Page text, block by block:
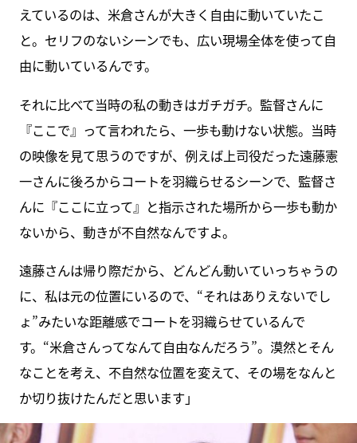
えているのは、米倉さんが大きく自由に動いていたこ
と。セリフのないシーンでも、広い現場全体を使って自
由に動いているんです。
それに比べて当時の私の動きはガチガチ。監督さんに
『ここで』って言われたら、一歩も動けない状態。当時
の映像を見て思うのですが、例えば上司役だった遠藤憲
一さんに後ろからコートを羽織らせるシーンで、監督さ
んに『ここに立って』と指示された場所から一歩も動か
ないから、動きが不自然なんですよ。
遠藤さんは帰り際だから、どんどん動いていっちゃうの
に、私は元の位置にいるので、“それはありえないでし
ょ”みたいな距離感でコートを羽織らせているんで
す。“米倉さんってなんて自由なんだろう”。漠然とそん
なことを考え、不自然な位置を変えて、その場をなんと
か切り抜けたんだと思います」